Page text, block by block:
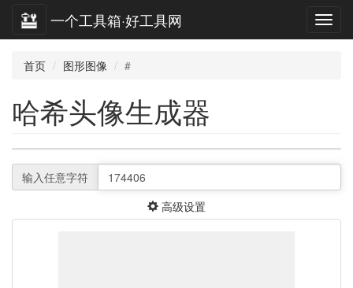
一个工具箱·好工具网
首页 图形图像 #
哈希头像生成器
输入任意字符
高级设置